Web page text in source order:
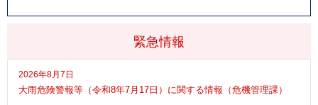
緊急情報
2026年8月7日
大雨危険警報等（令和8年7月17日）に関する情報（危機管理課）